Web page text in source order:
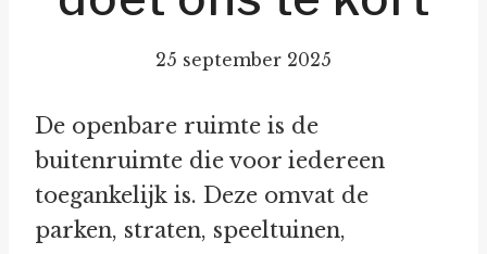
25 september 2025
De openbare ruimte is de
buitenruimte die voor iedereen
toegankelijk is. Deze omvat de
parken, straten, speeltuinen,